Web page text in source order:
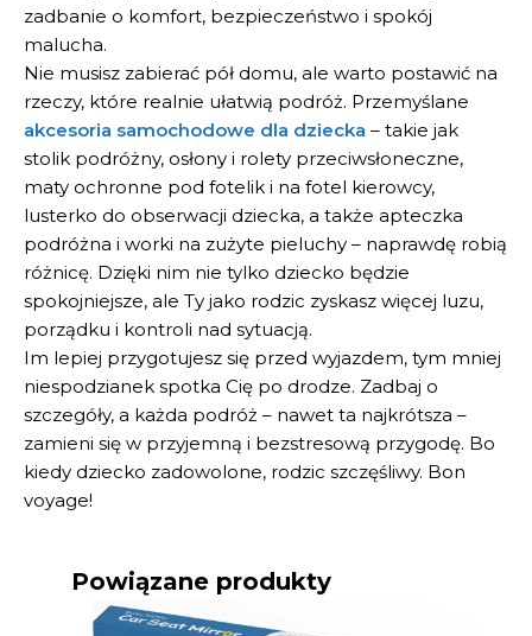
zadbanie o komfort, bezpieczeństwo i spokój
malucha.
Nie musisz zabierać pół domu, ale warto postawić na
rzeczy, które realnie ułatwią podróż. Przemyślane
akcesoria samochodowe dla dziecka – takie jak
stolik podróżny, osłony i rolety przeciwsłoneczne,
maty ochronne pod fotelik i na fotel kierowcy,
lusterko do obserwacji dziecka, a także apteczka
podróżna i worki na zużyte pieluchy – naprawdę robią
różnicę. Dzięki nim nie tylko dziecko będzie
spokojniejsze, ale Ty jako rodzic zyskasz więcej luzu,
porządku i kontroli nad sytuacją.
Im lepiej przygotujesz się przed wyjazdem, tym mniej
niespodzianek spotka Cię po drodze. Zadbaj o
szczegóły, a każda podróż – nawet ta najkrótsza –
zamieni się w przyjemną i bezstresową przygodę. Bo
kiedy dziecko zadowolone, rodzic szczęśliwy. Bon
voyage!
Powiązane produkty